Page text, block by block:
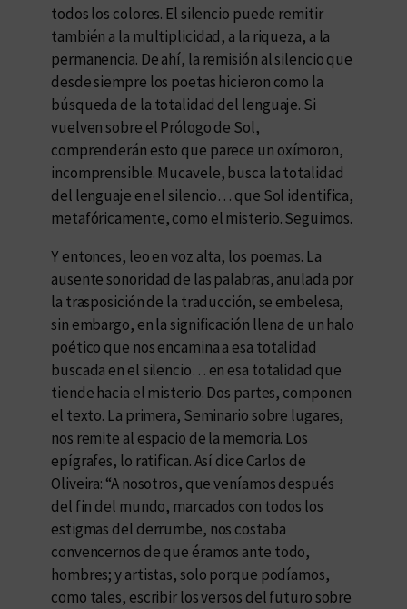
todos los colores. El silencio puede remitir
también a la multiplicidad, a la riqueza, a la
permanencia. De ahí, la remisión al silencio que
desde siempre los poetas hicieron como la
búsqueda de la totalidad del lenguaje. Si
vuelven sobre el Prólogo de Sol,
comprenderán esto que parece un oxímoron,
incomprensible. Mucavele, busca la totalidad
del lenguaje en el silencio… que Sol identifica,
metafóricamente, como el misterio. Seguimos.
Y entonces, leo en voz alta, los poemas. La
ausente sonoridad de las palabras, anulada por
la trasposición de la traducción, se embelesa,
sin embargo, en la significación llena de un halo
poético que nos encamina a esa totalidad
buscada en el silencio… en esa totalidad que
tiende hacia el misterio. Dos partes, componen
el texto. La primera, Seminario sobre lugares,
nos remite al espacio de la memoria. Los
epígrafes, lo ratifican. Así dice Carlos de
Oliveira: “A nosotros, que veníamos después
del fin del mundo, marcados con todos los
estigmas del derrumbe, nos costaba
convencernos de que éramos ante todo,
hombres; y artistas, solo porque podíamos,
como tales, escribir los versos del futuro sobre